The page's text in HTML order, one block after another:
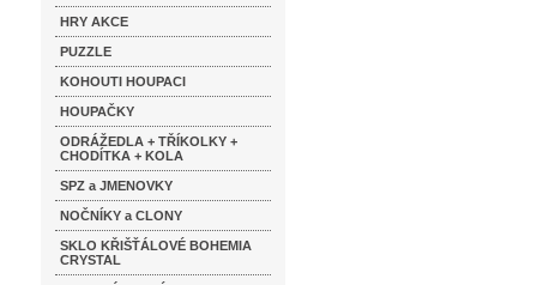
HRY AKCE
PUZZLE
KOHOUTI HOUPACI
HOUPAČKY
ODRÁŽEDLA + TŘÍKOLKY +
CHODÍTKA + KOLA
SPZ a JMENOVKY
NOČNÍKY a CLONY
SKLO KŘIŠŤÁLOVÉ BOHEMIA
CRYSTAL